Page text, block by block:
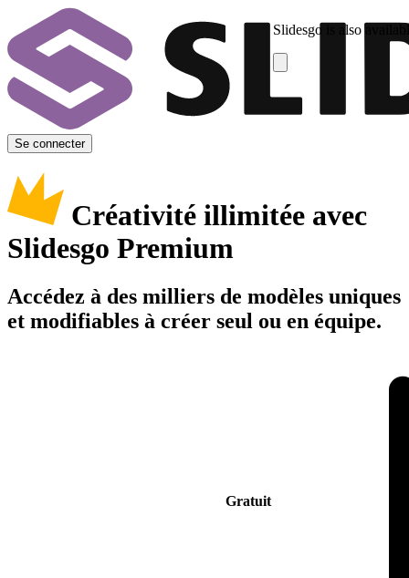
Slidesgo is also
Se connecter
Créativité illimitée avec
Slidesgo Premium
Accédez à des milliers de modèles uniques
et modifiables à créer seul ou en équipe.
Gratuit